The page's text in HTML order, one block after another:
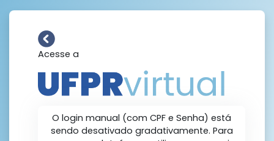
Acesse a
Log in to UFPR Virtual -
O login manual (com CPF e Senha) está
sendo desativado gradativamente. Para